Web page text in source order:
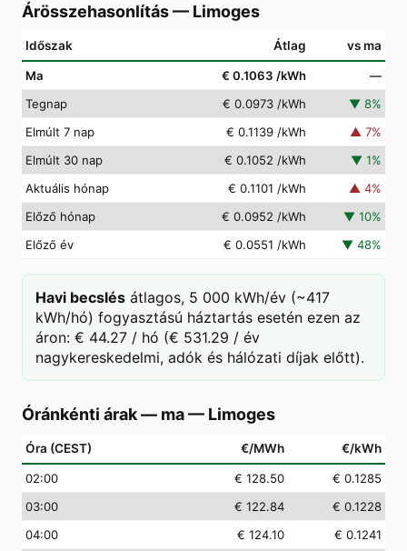
Árösszehasonlítás— Limoges
Időszak Átlag vs ma
Ma € 0.1063 /kWh
—
Tegnap
€ 0.0973 /kWh ▼ 8%
Elmúlt 7 nap
€ 0.1139 /kWh ▲ 7%
Elmúlt 30 nap
€ 0.1052 /kWh ▼ 1%
Aktuális hónap
€ 0.1101 /kWh ▲ 4%
Előző hónap
€ 0.0952 /kWh ▼ 10%
Előző év
€ 0.0551 /kWh ▼ 48%
Havi becslés átlagos, 5 000 kWh/év (~417
kWh/hó) fogyasztású háztartás esetén ezen az
áron: € 44.27 / hó (€ 531.29 / év
nagykereskedelmi, adók és hálózati díjak előtt).
Óránkénti árak — ma— Limoges
Óra (CEST) €/MWh €/kWh
02:00 € 128.50
€ 0.1285
03:00 € 122.84
€ 0.1228
04:00 € 124.10
€ 0.1241